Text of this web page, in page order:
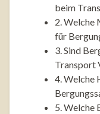
beim
2. Welche
für
3. Sind
Transport
4. Welche
5. Welche